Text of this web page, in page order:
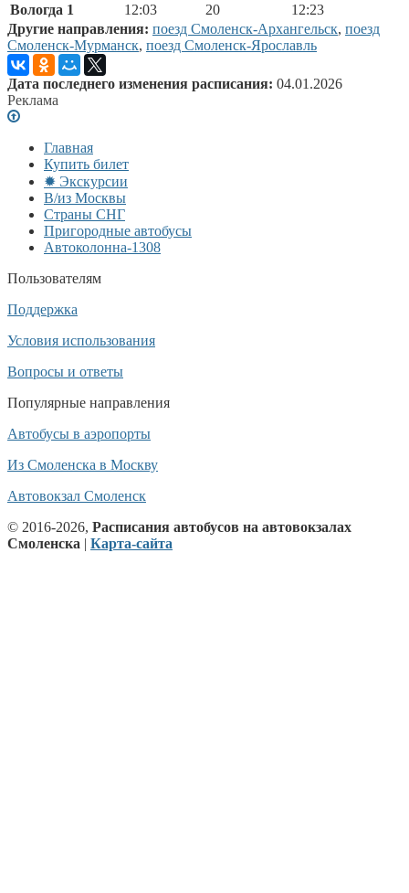
Вологда 1
12:03 20
12:23
Другие направления: поезд Смоленск-Архангельск, поезд
Смоленск-Мурманск, поезд Смоленск-Ярославль
Дата последнего изменения расписания: 04.01.2026
Реклама
Главная
Купить билет
✹ Экскурсии
В/из Москвы
Страны СНГ
Пригородные автобусы
Автоколонна-1308
Пользователям
Поддержка
Условия использования
Вопросы и ответы
Популярные направления
Автобусы в аэропорты
Из Смоленска в Москву
Автовокзал Смоленск
© 2016-2026, Расписания автобусов на автовокзалах
Смоленска | Карта-сайта